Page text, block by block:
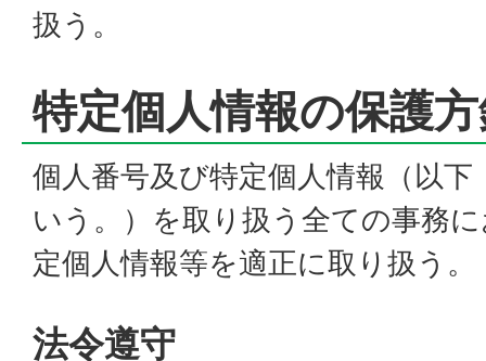
扱う。
特定個人情報の保護
個人番号及び特定個人情報（以
いう。）を取り扱う全ての事務
定個人情報等を適正に取り扱う。
法令遵守